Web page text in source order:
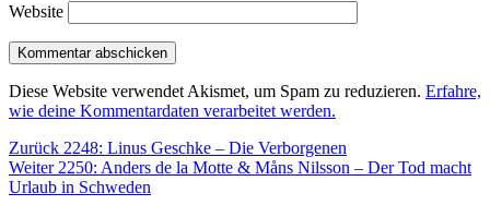
Website
Diese Website verwendet Akismet, um Spam zu reduzieren. Erfahre,
wie deine Kommentardaten verarbeitet werden.
Beitragsnavigation
Zurück Vorheriger
Beitrag:
2248: Linus Geschke – Die Verborgenen
Weiter Nächster
Beitrag:
2250: Anders de la Motte & Måns Nilsson – Der Tod macht
Urlaub in Schweden